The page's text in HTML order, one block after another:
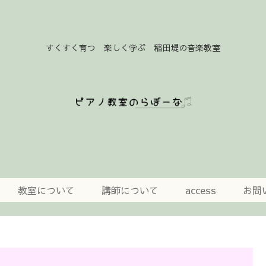
すくすく育つ 楽しく学ぶ 稲田堤の音楽教室
教室について 講師について access お問